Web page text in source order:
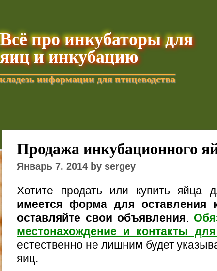
Всё про инкубаторы для
яиц и инкубацию
кладезь информации для птицеводства
Добавить текущую
Продажа инкубационного
Январь 7, 2014 by sergey
Хотите продать или купить яйца
имеется форма для оставления
оставляйте свои объявления.
местонахождение и контакты
естественно не лишним будет
яиц.